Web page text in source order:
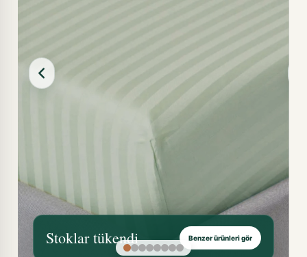
Stoklar tükendi Benzer ürünleri gör